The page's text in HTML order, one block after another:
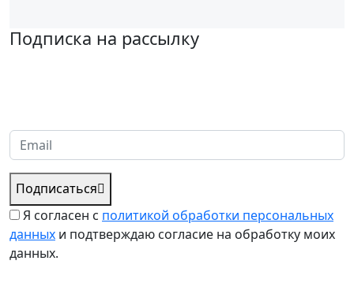
Подписка на рассылку
Подписаться
Я согласен с политикой обработки персональных
данных и подтверждаю согласие на обработку моих
данных.